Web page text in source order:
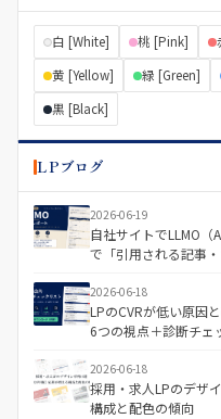
白 [White] 桃 [Pink]
黄 [Yellow]
緑 [Green]
黒 [Black]
LPブログ
2026-06-19
自社サイトでLLMO（
で「引用される記事
2026-06-18
LPのCVRが低い原因
6つの視点＋診断チェ
2026-06-18
採用・求人LPのデザ
構成と配色の傾向